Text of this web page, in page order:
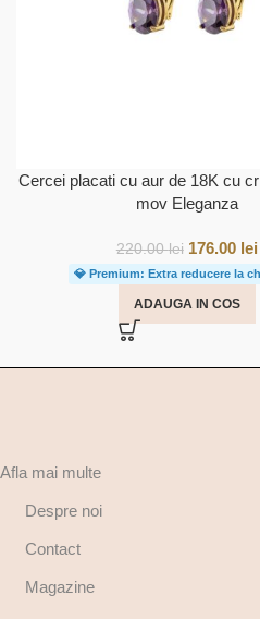
Cercei placati cu aur de 18K cu
mov Eleganza
220.00lei 176.00 lei
💎 Premium: Extra reducere la
ADAUGA IN COS
Afla mai multe
Despre noi
Contact
Magazine